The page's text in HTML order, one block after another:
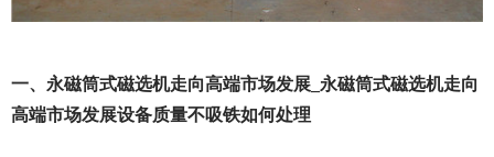
一、永磁筒式磁选机走向高端市场发展_永磁筒式磁选机走向
高端市场发展设备质量不吸铁如何处理